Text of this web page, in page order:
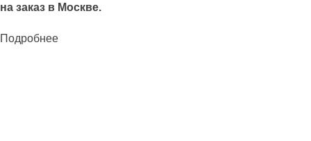
на заказ в Москве.
Подробнее